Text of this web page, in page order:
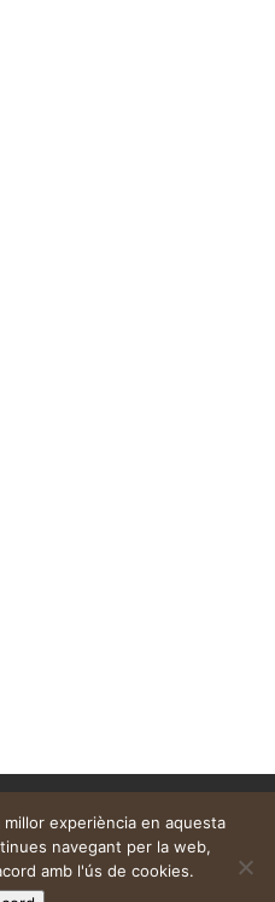
experiència en aquesta
navegant per la web,
amb l'ús de cookies.